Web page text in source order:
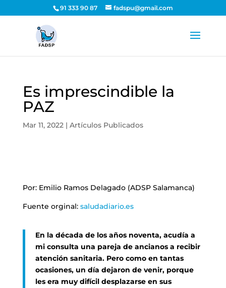
91 333 90 87 fadspu@gmail.com
Es imprescindible la
PAZ
Mar 11, 2022| Artículos Publicados
Por: Emilio Ramos Delagado (ADSP Salamanca)
Fuente orginal: saludadiario.es
En la década de los años noventa, acudía a
mi consulta una pareja de ancianos a recibir
atención sanitaria. Pero como en tantas
ocasiones, un día dejaron de venir, porque
les era muy difícil desplazarse en sus